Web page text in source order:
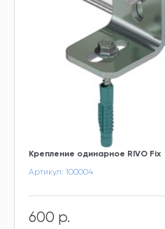
Крепление одинарное RIVO Fix
Артикул: 100004
600 р.